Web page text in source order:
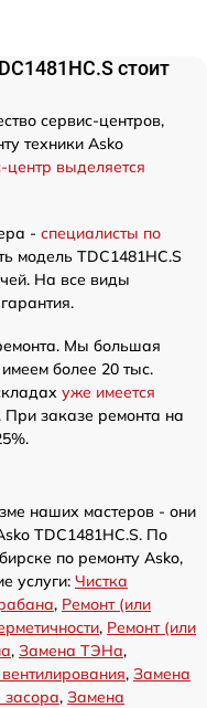
стоит
сервис-центров,
техники Asko
выделяется
- специалисты по
модель TDC1481HC.S
На все виды
Мы большая
более 20 тыс.
уже имеется
При заказе ремонта на
наших мастеров - они
TDC1481HC.S. По
по ремонту Asko,
услуги: Чистка
, Ремонт (или
, Ремонт (или
, Замена ТЭНа,
, Замена
засора, Замена